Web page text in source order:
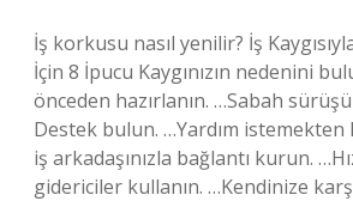
İş korkusu nasıl yenilir? İş
İçin 8 İpucu Kaygınızın nedenini
önceden hazırlanın. …Sabah
Destek bulun. …Yardım istemekten
iş arkadaşınızla bağlantı kurun.
gidericiler kullanın. …Kendinize